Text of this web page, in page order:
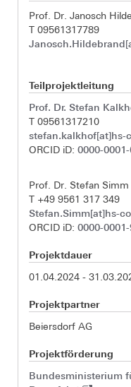
Prof. Dr. Janosch
T 09561317789
Teilprojektleitung
Prof. Dr. Stefan
T 09561317210
stefan.kalkhof[at]hs-
ORCID iD: 0000-
Prof. Dr. Stefan Simm
T +49 9561 317 349
Stefan.Simm[at]hs-
ORCID iD: 0000-
Projektdauer
01.04.2024 -
Projektpartner
Beiersdorf AG
Projektförderung
Bundesministerium